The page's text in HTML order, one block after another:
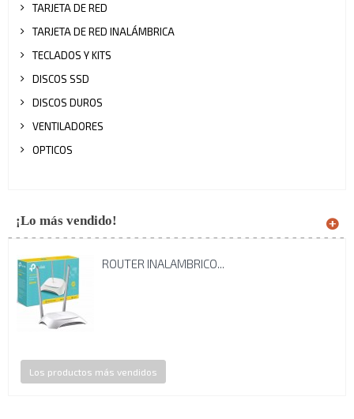
TARJETA DE RED
TARJETA DE RED INALÁMBRICA
TECLADOS Y KITS
DISCOS SSD
DISCOS DUROS
VENTILADORES
OPTICOS
¡Lo más vendido!
ROUTER INALAMBRICO...
Los productos más vendidos